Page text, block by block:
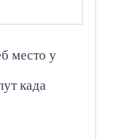
место у
када